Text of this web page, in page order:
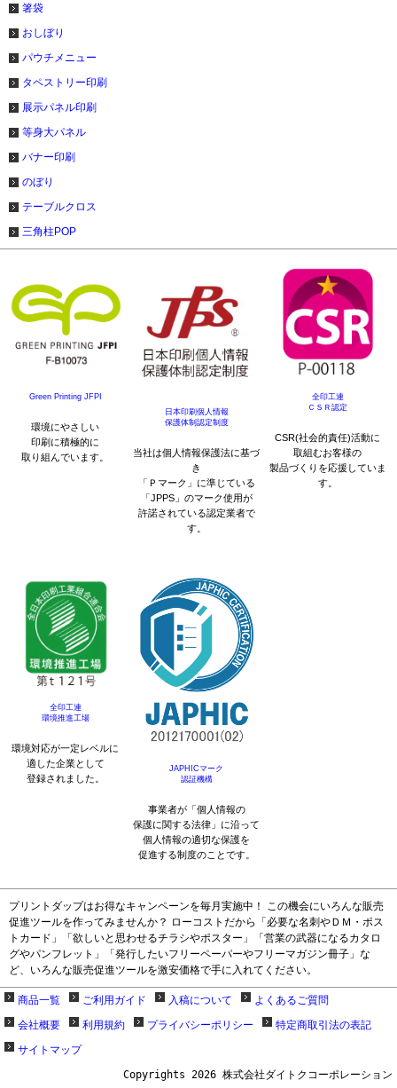
箸袋
おしぼり
パウチメニュー
タペストリー印刷
展示パネル印刷
等身大パネル
バナー印刷
のぼり
テーブルクロス
三角柱POP
Green Printing JFPI
環境にやさしい
印刷に積極的に
取り組んでいます。
日本印刷個人情報
保護体制認定制度
当社は個人情報保護法に基づ
き
「Ｐマーク」に準じている
「JPPS」のマーク使用が
許諾されている認定業者で
す。
全印工連
ＣＳＲ認定
CSR(社会的責任)活動に
取組むお客様の
製品づくりを応援していま
す。
全印工連
環境推進工場
環境対応が一定レベルに
適した企業として
登録されました。
JAPHICマーク
認証機構
事業者が「個人情報の
保護に関する法律」に沿って
個人情報の適切な保護を
促進する制度のことです。
プリントダップはお得なキャンペーンを毎月実施中！ この機会にいろんな販売
促進ツールを作ってみませんか？ ローコストだから「必要な名刺やＤＭ・ポス
トカード」「欲しいと思わせるチラシやポスター」「営業の武器になるカタロ
グやパンフレット」「発行したいフリーペーパーやフリーマガジン冊子」な
ど、いろんな販売促進ツールを激安価格で手に入れてください。
商品一覧 ご利用ガイド 入稿について
よくあるご質問
会社概要
利用規約 プライバシーポリシー
特定商取引法の表記
サイトマップ
Copyrights 2026 株式会社ダイトクコーポレーション